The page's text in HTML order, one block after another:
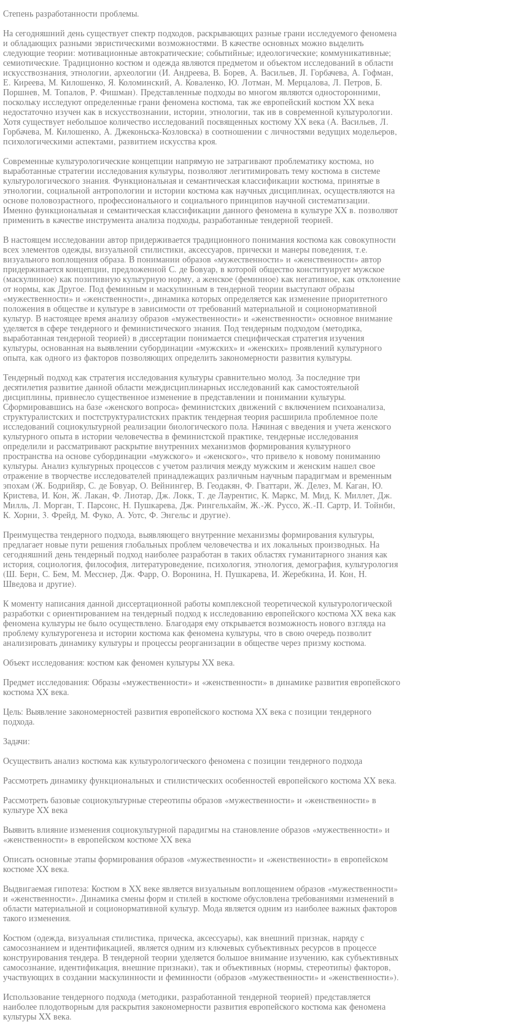
Степень разработанности проблемы.
На сегодняшний день существует спектр подходов, раскрывающих разные грани исследуемого феномена
и обладающих разными эвристическими возможностями. В качестве основных можно выделить
следующие теории: мотивационные автократические; событийные; идеологические; коммуникативные;
семиотические. Традиционно костюм и одежда являются предметом и объектом исследований в области
искусствознания, этнологии, археологии (И. Андреева, В. Борев, А. Васильев, JI. Горбачева, А. Гофман,
Е. Киреева, М. Килошенко, Я. Коломинский, А. Коваленко, Ю. Лотман, М. Мерцалова, Л. Петров, Б.
Поршнев, М. Топалов, Р. Фишман). Представленные подходы во многом являются односторонними,
поскольку исследуют определенные грани феномена костюма, так же европейский костюм XX века
недостаточно изучен как в искусствознании, истории, этнологии, так ив в современной культурологии.
Хотя существует небольшое количество исследований посвященных костюму XX века (А. Васильев, Л.
Горбачева, М. Килошенко, А. Джеконьска-Козловска) в соотношении с личностями ведущих модельеров,
психологическими аспектами, развитием искусства кроя.
Современные культурологические концепции напрямую не затрагивают проблематику костюма, но
выработанные стратегии исследования культуры, позволяют легитимировать тему костюма в системе
культурологического знания. Функциональная и семантическая классификации костюма, принятые в
этнологии, социальной антропологии и истории костюма как научных дисциплинах, осуществляются на
основе половозрастного, профессионального и социального принципов научной систематизации.
Именно функциональная и семантическая классификации данного феномена в культуре XX в. позволяют
применить в качестве инструмента анализа подходы, разработанные тендерной теорией.
В настоящем исследовании автор придерживается традиционного понимания костюма как совокупности
всех элементов одежды, визуальной стилистики, аксессуаров, прически и манеры поведения, т.е.
визуального воплощения образа. В понимании образов «мужественности» и «женственности» автор
придерживается концепции, предложенной С. де Бовуар, в которой общество конституирует мужское
(маскулинное) как позитивную культурную норму, а женское (феминное) как негативное, как отклонение
от нормы, как Другое. Под феминным и маскулинным в тендерной теории выступают образы
«мужественности» и «женственности», динамика которых определяется как изменение приоритетного
положения в обществе и культуре в зависимости от требований материальной и соционормативной
культур. В настоящее время анализу образов «мужественности» и «женственности» основное внимание
уделяется в сфере тендерного и феминистического знания. Под тендерным подходом (методика,
выработанная тендерной теорией) в диссертации понимается специфическая стратегия изучения
культуры, основанная на выявлении субординации «мужских» и «женских» проявлений культурного
опыта, как одного из факторов позволяющих определить закономерности развития культуры.
Тендерный подход как стратегия исследования культуры сравнительно молод. За последние три
десятилетия развитие данной области междисциплинарных исследований как самостоятельной
дисциплины, привнесло существенное изменение в представлении и понимании культуры.
Сформировавшись на базе «женского вопроса» феминистских движений с включением психоанализа,
структуралистских и постструктуралистских практик тендерная теория расширила проблемное поле
исследований социокультурной реализации биологического пола. Начиная с введения и учета женского
культурного опыта в истории человечества в феминистской практике, тендерные исследования
определили и рассматривают раскрытие внутренних механизмов формирования культурного
пространства на основе субординации «мужского» и «женского», что привело к новому пониманию
культуры. Анализ культурных процессов с учетом различия между мужским и женским нашел свое
отражение в творчестве исследователей принадлежащих различным научным парадигмам и временным
эпохам (Ж. Бодрийяр, С. де Бовуар, О. Вейнингер, В. Геодакян, Ф. Гваттари, Ж. Делез, М. Каган, Ю.
Кристева, И. Кон, Ж. Лакан, Ф. Лиотар, Дж. Локк, Т. де Лаурентис, К. Маркс, М. Мид, К. Миллет, Дж.
Милль, Л. Морган, Т. Парсонс, Н. Пушкарева, Дж. Рингельхайм, Ж.-Ж. Руссо, Ж.-П. Сартр, И. Тойнби,
К. Хорни, 3. Фрейд, М. Фуко, А. Уотс, Ф. Энгельс и другие).
Преимущества тендерного подхода, выявляющего внутренние механизмы формирования культуры,
предлагает новые пути решения глобальных проблем человечества и их локальных производных. На
сегодняшний день тендерный подход наиболее разработан в таких областях гуманитарного знания как
история, социология, философия, литературоведение, психология, этнология, демография, культурология
(Ш. Берн, С. Бем, М. Месснер, Дж. Фарр, О. Воронина, Н. Пушкарева, И. Жеребкина, И. Кон, Н.
Шведова и другие).
К моменту написания данной диссертационной работы комплексной теоретической культурологической
разработки с ориентированием на тендерный подход к исследованию европейского костюма XX века как
феномена культуры не было осуществлено. Благодаря ему открывается возможность нового взгляда на
проблему культурогенеза и истории костюма как феномена культуры, что в свою очередь позволит
анализировать динамику культуры и процессы реорганизации в обществе через призму костюма.
Объект исследования: костюм как феномен культуры XX века.
Предмет исследования: Образы «мужественности» и «женственности» в динамике развития европейского
костюма XX века.
Цель: Выявление закономерностей развития европейского костюма XX века с позиции тендерного
подхода.
Задачи:
Осуществить анализ костюма как культурологического феномена с позиции тендерного подхода
Рассмотреть динамику функциональных и стилистических особенностей европейского костюма XX века.
Рассмотреть базовые социокультурные стереотипы образов «мужественности» и «женственности» в
культуре XX века
Выявить влияние изменения социокультурной парадигмы на становление образов «мужественности» и
«женственности» в европейском костюме XX века
Описать основные этапы формирования образов «мужественности» и «женственности» в европейском
костюме XX века.
Выдвигаемая гипотеза: Костюм в XX веке является визуальным воплощением образов «мужественности»
и «женственности». Динамика смены форм и стилей в костюме обусловлена требованиями изменений в
области материальной и соционормативной культур. Мода является одним из наиболее важных факторов
такого изменения.
Костюм (одежда, визуальная стилистика, прическа, аксессуары), как внешний признак, наряду с
самосознанием и идентификацией, является одним из ключевых субъективных ресурсов в процессе
конструирования тендера. В тендерной теории уделяется большое внимание изучению, как субъективных
самосознание, идентификация, внешние признаки), так и объективных (нормы, стереотипы) факторов,
участвующих в создании маскулинности и феминности (образов «мужественности» и «женственности»).
Использование тендерного подхода (методики, разработанной тендерной теорией) представляется
наиболее плодотворным для раскрытия закономерности развития европейского костюма как феномена
культуры XX века.